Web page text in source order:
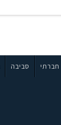
חברתי סביבה